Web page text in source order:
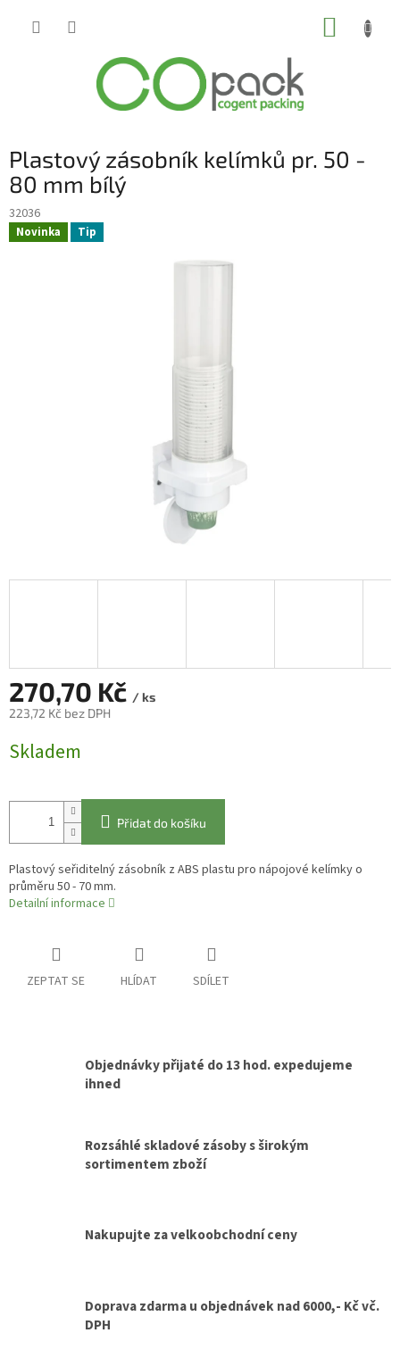
Plastový zásobník kelímků pr. 50 -
80 mm bílý
32036
Novinka Tip
270,70 Kč / ks
223,72 Kč bez DPH
cena:
Skladem
Přidat do košíku
Plastový seřiditelný zásobník z ABS plastu pro nápojové kelímky o
průměru 50 - 70 mm.
Detailní informace
ZEPTAT SE HLÍDAT SDÍLET
Objednávky přijaté do 13 hod. expedujeme
ihned
Rozsáhlé skladové zásoby s širokým
sortimentem zboží
Nakupujte za velkoobchodní ceny
Doprava zdarma u objednávek nad 6000,- Kč vč.
DPH